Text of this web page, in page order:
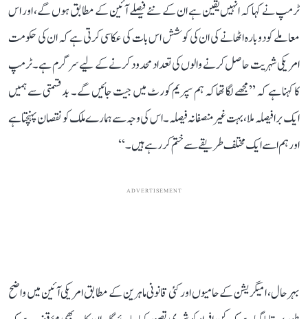
ٹرمپ نے کہا کہ انہیں یقین ہے ان کے نئے فیصلے آئین کے مطابق ہوں گے، اور اس
معاملے کو دوبارہ اٹھانے کی ان کی کوشش اس بات کی عکاسی کرتی ہے کہ ان کی حکومت
امریکی شہریت حاصل کرنے والوں کی تعداد محدود کرنے کے لیے سرگرم ہے۔ ٹرمپ
کا کہنا ہے کہ ’’مجھے لگا تھا کہ ہم سپریم کورٹ میں جیت جائیں گے۔ بدقسمتی سے ہمیں
ایک برا فیصلہ ملا، بہت غیر منصفانہ فیصلہ۔ اس کی وجہ سے ہمارے ملک کو نقصان پہنچتا ہے
اور ہم اسے ایک مختلف طریقے سے ختم کر رہے ہیں۔‘‘
ADVERTISEMENT
بہرحال، امیگریشن کے حامیوں اور کئی قانونی ماہرین کے مطابق امریکی آئین میں واضح